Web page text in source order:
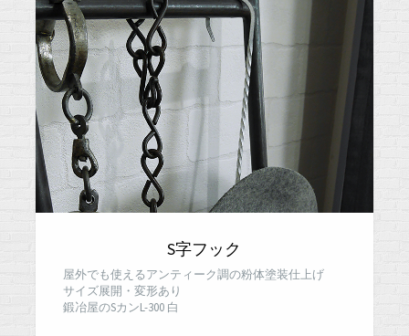
S字フック
屋外でも使えるアンティーク調の粉体塗装仕上げ
サイズ展開・変形あり
鍛冶屋のSカンL-300 白